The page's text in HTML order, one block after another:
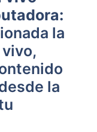
la
la